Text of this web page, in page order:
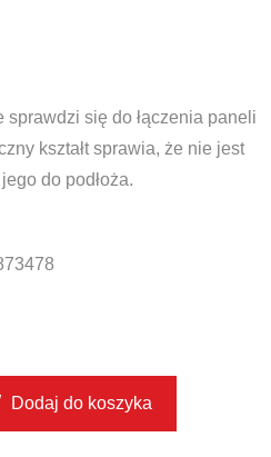
sprawdzi się do łączenia paneli
kształt sprawia, że nie jest
do podłoża.
Dodaj do koszyka